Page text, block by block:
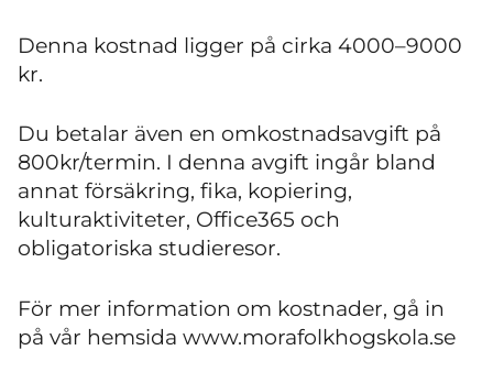
Denna kostnad ligger på cirka 4000–9000
kr.
Du betalar även en omkostnadsavgift på
800kr/termin. I denna avgift ingår bland
annat försäkring, fika, kopiering,
kulturaktiviteter, Office365 och
obligatoriska studieresor.
För mer information om kostnader, gå in
på vår hemsida www.morafolkhogskola.se